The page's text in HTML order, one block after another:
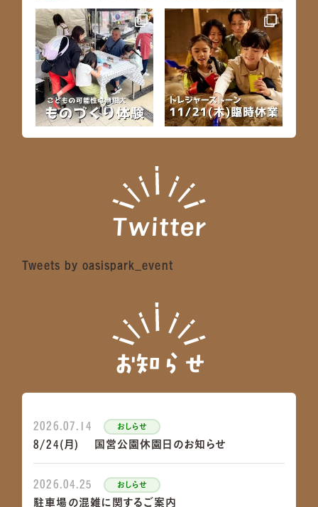
Twitter
Tweets by oasispark_event
お知らせ
2026.07.14 おしらせ
8/24(月) 国営公園休園日のお知らせ
2026.04.25 おしらせ
駐車場の混雑に関するご案内